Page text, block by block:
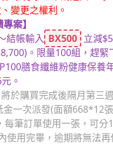
專案】
結帳輸入
。限量100組，趕緊
膳食纖維粉健康保養
。
於購買完成後隔月第三週
金一次派發(面額668*12
每筆訂單使用一張，可分
使用完畢，逾期將無法
【8000抵用金回饋專案】